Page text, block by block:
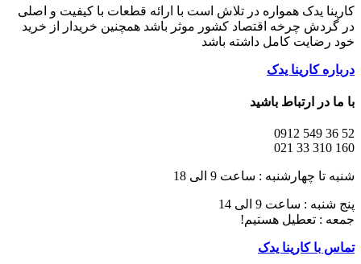
کارینا یدک همواره در تلاش است با ارائه قطعات با کیفیت و اصلی
در گردش چرخه اقتصاد کشور موثر باشد همچنین خریدار از خرید
خود رضایت کامل داشته باشد
درباره کارینا یدک
با ما در ارتباط باشید
52 36 549 0912
160 310 33 021
شنبه تا چهارشنبه : ساعت 9 الی 18
پنج شنبه : ساعت 9 الی 14
جمعه : تعطیل هستیم!
تماس با کارینا یدک